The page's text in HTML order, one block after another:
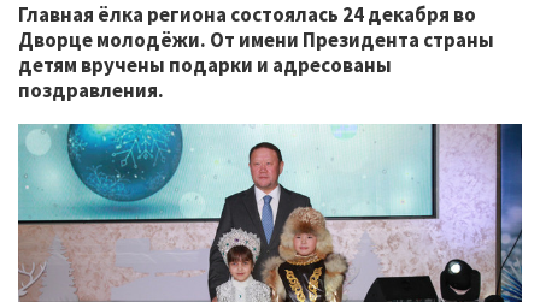
Главная ёлка региона состоялась 24 декабря во
Дворце молодёжи. От имени Президента страны
детям вручены подарки и адресованы
поздравления.